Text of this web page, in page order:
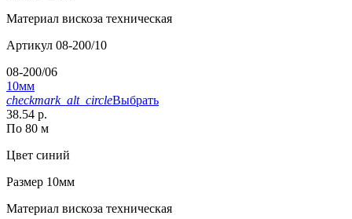
Материал вискоза техническая
Артикул 08-200/10
08-200/06
10мм
checkmark_alt_circleВыбрать
38.54 р.
По 80 м
Цвет синий
Размер 10мм
Материал вискоза техническая